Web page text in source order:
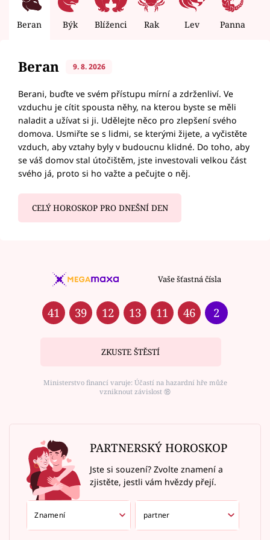
Beran Býk Blíženci Rak Lev Panna
Beran 9. 8. 2026
Berani, buďte ve svém přístupu mírní a zdrženliví. Ve
vzduchu je cítit spousta něhy, na kterou byste se měli
naladit a užívat si ji. Udělejte něco pro zlepšení svého
domova. Usmiřte se s lidmi, se kterými žijete, a vyčistěte
vzduch, aby vztahy byly v budoucnu klidné. Do toho, aby
se váš domov stal útočištěm, jste investovali velkou část
svého já, proto si ho važte a pečujte o něj.
CELÝ HOROSKOP PRO DNEŠNÍ DEN
Vaše šťastná čísla
41 39 12 13 11 46 2
ZKUSTE ŠTĚSTÍ
Ministerstvo financí varuje: Účastí na hazardní hře může
vzniknout závislost ⑱
PARTNERSKÝ HOROSKOP
Jste si souzení? Zvolte znamení a
zjistěte, jestli vám hvězdy přejí.